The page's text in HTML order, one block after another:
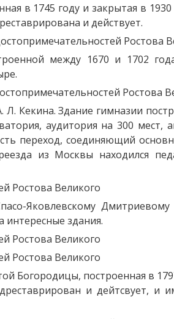
в 1745 году и закрытая в 1930
и действует.
между 1670 и 1702
Кекина. Здание гимназии
аудитория на 300 мест,
переход, соединяющий
из Москвы находился
Яковлевскому
здания.
Богородицы, построенная в
и дейтсвует, и